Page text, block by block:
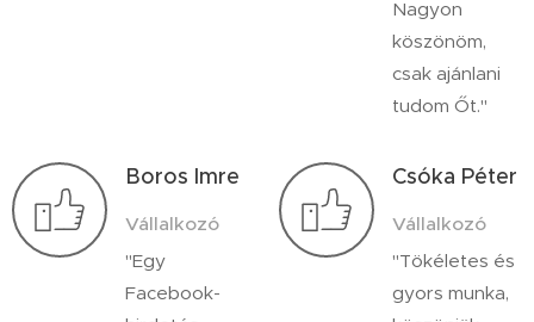
Nagyon
köszönöm,
csak ajánlani
tudom Őt."
Boros Imre
Vállalkozó
"Egy
Facebook-
Csóka Péter
Vállalkozó
"Tökéletes és
gyors munka,